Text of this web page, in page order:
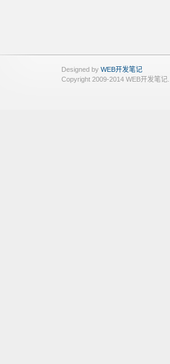
Designed by WEB开发笔记
Copyright 2009-2014 WEB开发笔